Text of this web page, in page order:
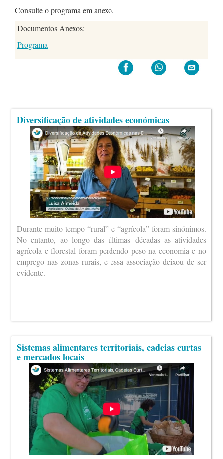
Consulte o programa em anexo.
Documentos Anexos:
Programa
Diversificação de atividades económicas
Durante muito tempo “rural” e “agrícola” foram sinónimos.
No entanto, ao longo das últimas décadas as atividades
agrícola e florestal foram perdendo peso na economia e no
emprego nas zonas rurais, e essa associação deixou de ser
evidente.
Sistemas alimentares territoriais, cadeias curtas
e mercados locais